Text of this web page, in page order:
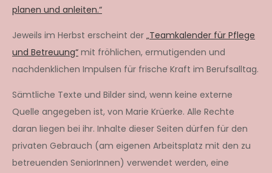
planen und anleiten.“
Jeweils im Herbst erscheint der „Teamkalender für Pflege
und Betreuung“ mit fröhlichen, ermutigenden und
nachdenklichen Impulsen für frische Kraft im Berufsalltag.
Sämtliche Texte und Bilder sind, wenn keine externe
Quelle angegeben ist, von Marie Krüerke. Alle Rechte
daran liegen bei ihr. Inhalte dieser Seiten dürfen für den
privaten Gebrauch (am eigenen Arbeitsplatz mit den zu
betreuenden SeniorInnen) verwendet werden, eine